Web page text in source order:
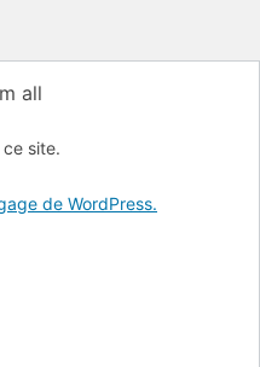
all
site.
de WordPress.